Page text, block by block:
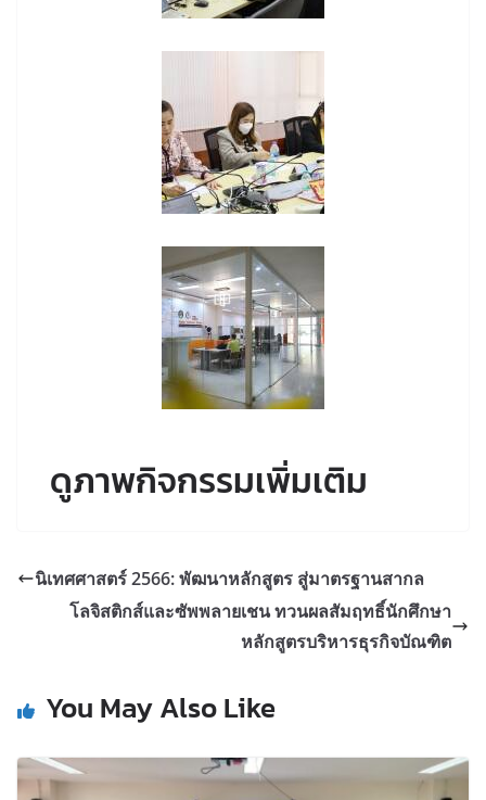
ดูภาพกิจกรรมเพิ่มเติม
นิเทศศาสตร์ 2566: พัฒนาหลักสูตร สู่มาตรฐานสากล
โลจิสติกส์และซัพพลายเชน ทวนผลสัมฤทธิ์นักศึกษา
หลักสูตรบริหารธุรกิจบัณฑิต
You May Also Like